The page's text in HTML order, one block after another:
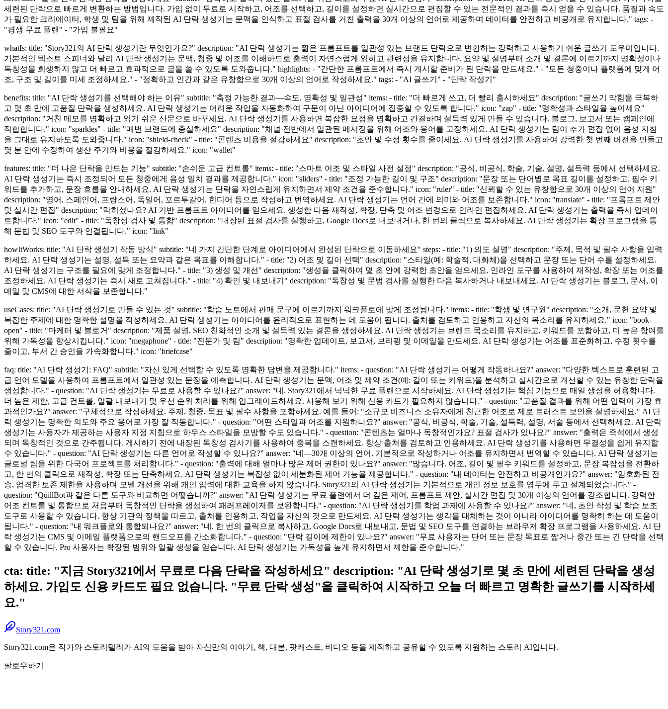
세련된 단락으로 빠르게 변환하는 방법입니다. 가입 없이 무료로 시작하고, 어조를 선택하고, 길이를 설정하면 실시간으로 편집할 수 있는 전문적인 결과를 즉시 얻을 수 있습니다. 품질과 속도
가 필요한 크리에이터, 학생 및 팀을 위해 제작된 AI 단락 생성기는 문맥을 인식하고 표절 검사를 거친 출력을 30개 이상의 언어로 제공하며 데이터를 안전하고 비공개로 유지합니다." tags: -
"평생 무료 플랜" - "가입 불필요"
whatIs: title: "Story321의 AI 단락 생성기란 무엇인가요?" description: "AI 단락 생성기는 짧은 프롬프트를 일관성 있는 브랜드 단락으로 변환하는 강력하고 사용하기 쉬운 글쓰기 도우미입니다.
기본적인 텍스트 스피너와 달리 AI 단락 생성기는 문맥, 청중 및 어조를 이해하므로 출력이 자연스럽게 읽히고 관련성을 유지합니다. 요약 및 설명부터 소개 및 결론에 이르기까지 명확성이나
독창성을 희생하지 않고 더 빠르고 효과적으로 글을 쓸 수 있도록 도와줍니다." highlights: - "간단한 프롬프트에서 즉시 게시할 준비가 된 단락을 만드세요." - "모든 청중이나 플랫폼에 맞게 어
조, 구조 및 길이를 미세 조정하세요." - "정확하고 인간과 같은 유창함으로 30개 이상의 언어로 작성하세요." tags: - "AI 글쓰기" - "단락 작성기"
benefits: title: "AI 단락 생성기를 선택해야 하는 이유" subtitle: "측정 가능한 결과—속도, 명확성 및 일관성" items: - title: "더 빠르게 쓰고, 더 빨리 출시하세요" description: "글쓰기 막힘을 극복하
고 몇 초 만에 고품질 단락을 생성하세요. AI 단락 생성기는 어려운 작업을 자동화하여 구문이 아닌 아이디어에 집중할 수 있도록 합니다." icon: "zap" - title: "명확성과 스타일을 높이세요"
description: "거친 메모를 명확하고 읽기 쉬운 산문으로 바꾸세요. AI 단락 생성기를 사용하면 복잡한 요점을 명확하고 간결하며 설득력 있게 만들 수 있습니다. 블로그, 보고서 또는 캠페인에
적합합니다." icon: "sparkles" - title: "매번 브랜드에 충실하세요" description: "채널 전반에서 일관된 메시징을 위해 어조와 용어를 고정하세요. AI 단락 생성기는 팀이 추가 편집 없이 음성 지침
을 그대로 유지하도록 도와줍니다." icon: "shield-check" - title: "콘텐츠 비용을 절감하세요" description: "초안 및 수정 횟수를 줄이세요. AI 단락 생성기를 사용하여 강력한 첫 번째 버전을 만들고
몇 분 안에 수정하여 생산 주기와 비용을 절감하세요." icon: "wallet"
features: title: "더 나은 단락을 만드는 기능" subtitle: "손쉬운 고급 컨트롤" items: - title: "스마트 어조 및 스타일 사전 설정" description: "공식, 비공식, 학술, 기술, 설명, 설득력 등에서 선택하세요.
AI 단락 생성기는 즉시 조정되어 모든 청중에게 음성 일치 결과를 제공합니다." icon: "sliders" - title: "조정 가능한 길이 및 구조" description: "문장 또는 단어별로 목표 길이를 설정하고, 필수 키
워드를 추가하고, 문장 흐름을 안내하세요. AI 단락 생성기는 단락을 자연스럽게 유지하면서 제약 조건을 준수합니다." icon: "ruler" - title: "신뢰할 수 있는 유창함으로 30개 이상의 언어 지원"
description: "영어, 스페인어, 프랑스어, 독일어, 포르투갈어, 힌디어 등으로 작성하고 번역하세요. AI 단락 생성기는 언어 간에 의미와 어조를 보존합니다." icon: "translate" - title: "프롬프트 제안
및 실시간 편집" description: "막히셨나요? AI 기반 프롬프트 아이디어를 얻으세요. 생성한 다음 재작성, 확장, 단축 및 어조 변경으로 인라인 편집하세요. AI 단락 생성기는 출력을 즉시 업데이
트합니다." icon: "edit" - title: "독창성 검사 및 통합" description: "내장된 표절 검사를 실행하고, Google Docs로 내보내거나, 한 번의 클릭으로 복사하세요. AI 단락 생성기는 확장 프로그램을 통
해 문법 및 SEO 도구와 연결됩니다." icon: "link"
howItWorks: title: "AI 단락 생성기 작동 방식" subtitle: "네 가지 간단한 단계로 아이디어에서 완성된 단락으로 이동하세요" steps: - title: "1) 의도 설명" description: "주제, 목적 및 필수 사항을 입력
하세요. AI 단락 생성기는 설명, 설득 또는 요약과 같은 목표를 이해합니다." - title: "2) 어조 및 길이 선택" description: "스타일(예: 학술적, 대화체)을 선택하고 문장 또는 단어 수를 설정하세요.
AI 단락 생성기는 구조를 필요에 맞게 조정합니다." - title: "3) 생성 및 개선" description: "생성을 클릭하여 몇 초 안에 강력한 초안을 얻으세요. 인라인 도구를 사용하여 재작성, 확장 또는 어조를
조정하세요. AI 단락 생성기는 즉시 새로 고쳐집니다." - title: "4) 확인 및 내보내기" description: "독창성 및 문법 검사를 실행한 다음 복사하거나 내보내세요. AI 단락 생성기는 블로그, 문서, 이
메일 및 CMS에 대한 서식을 보존합니다."
useCases: title: "AI 단락 생성기로 만들 수 있는 것" subtitle: "학습 노트에서 판매 문구에 이르기까지 워크플로에 맞게 조정됩니다." items: - title: "학생 및 연구원" description: "소개, 문헌 요약 및
복잡한 주제에 대한 명확한 설명을 작성하세요. AI 단락 생성기는 아이디어를 윤리적으로 표현하는 데 도움이 됩니다. 출처를 검토하고 인용하고 자신의 목소리를 유지하세요." icon: "book-
open" - title: "마케터 및 블로거" description: "제품 설명, SEO 친화적인 소개 및 설득력 있는 결론을 생성하세요. AI 단락 생성기는 브랜드 목소리를 유지하고, 키워드를 포함하고, 더 높은 참여를
위해 가독성을 향상시킵니다." icon: "megaphone" - title: "전문가 및 팀" description: "명확한 업데이트, 보고서, 브리핑 및 이메일을 만드세요. AI 단락 생성기는 어조를 표준화하고, 수정 횟수를
줄이고, 부서 간 승인을 가속화합니다." icon: "briefcase"
faq: title: "AI 단락 생성기: FAQ" subtitle: "자신 있게 선택할 수 있도록 명확한 답변을 제공합니다." items: - question: "AI 단락 생성기는 어떻게 작동하나요?" answer: "다양한 텍스트로 훈련된 고
급 언어 모델을 사용하여 프롬프트에서 일관성 있는 문장을 예측합니다. AI 단락 생성기는 문맥, 어조 및 제약 조건(예: 길이 또는 키워드)을 분석하고 실시간으로 개선할 수 있는 유창한 단락을
생성합니다." - question: "AI 단락 생성기는 무료로 사용할 수 있나요?" answer: "네. Story321에서 넉넉한 무료 플랜으로 시작하세요. AI 단락 생성기는 핵심 기능으로 매일 생성을 허용합니다.
더 높은 제한, 고급 컨트롤, 일괄 내보내기 및 우선 순위 처리를 위해 업그레이드하세요. 사용해 보기 위해 신용 카드가 필요하지 않습니다." - question: "고품질 결과를 위해 어떤 입력이 가장 효
과적인가요?" answer: "구체적으로 작성하세요. 주제, 청중, 목표 및 필수 사항을 포함하세요. 예를 들어: "소규모 비즈니스 소유자에게 친근한 어조로 제로 트러스트 보안을 설명하세요." AI 단
락 생성기는 명확한 의도와 주요 용어로 가장 잘 작동합니다." - question: "어떤 스타일과 어조를 지원하나요?" answer: "공식, 비공식, 학술, 기술, 설득력, 설명, 서술 등에서 선택하세요. AI 단락
생성기는 사용자가 제공하는 사용자 지정 지침으로 하우스 스타일을 모방할 수도 있습니다." - question: "콘텐츠는 얼마나 독창적인가요? 표절 검사가 있나요?" answer: "출력은 즉석에서 생성
되며 독창적인 것으로 간주됩니다. 게시하기 전에 내장된 독창성 검사기를 사용하여 중복을 스캔하세요. 항상 출처를 검토하고 인용하세요. AI 단락 생성기를 사용하면 무결성을 쉽게 유지할
수 있습니다." - question: "AI 단락 생성기는 다른 언어로 작성할 수 있나요?" answer: "네—30개 이상의 언어. 기본적으로 작성하거나 어조를 유지하면서 번역할 수 있습니다. AI 단락 생성기는
글로벌 팀을 위한 다국어 프로젝트를 처리합니다." - question: "출력에 대해 얼마나 많은 제어 권한이 있나요?" answer: "많습니다. 어조, 길이 및 필수 키워드를 설정하고, 문장 복잡성을 전환하
고, 한 번의 클릭으로 재작성, 확장 또는 단축하세요. AI 단락 생성기는 복잡성 없이 세분화된 제어 기능을 제공합니다." - question: "내 데이터는 안전하고 비공개인가요?" answer: "암호화된 전
송, 엄격한 보존 제한을 사용하며 모델 개선을 위해 개인 입력에 대한 교육을 하지 않습니다. Story321의 AI 단락 생성기는 기본적으로 개인 정보 보호를 염두에 두고 설계되었습니다." -
question: "QuillBot과 같은 다른 도구와 비교하면 어떻습니까?" answer: "AI 단락 생성기는 무료 플랜에서 더 깊은 제어, 프롬프트 제안, 실시간 편집 및 30개 이상의 언어를 강조합니다. 강력한
어조 컨트롤 및 통합으로 처음부터 독창적인 단락을 생성하여 패러프레이저를 보완합니다." - question: "AI 단락 생성기를 학업 과제에 사용할 수 있나요?" answer: "네, 초안 작성 및 학습 보조
도구로 사용할 수 있습니다. 항상 기관의 정책을 따르고, 출처를 인용하고, 작업을 자신의 것으로 만드세요. AI 단락 생성기는 생각을 대체하는 것이 아니라 아이디어를 명확히 하는 데 도움이
됩니다." - question: "내 워크플로와 통합되나요?" answer: "네. 한 번의 클릭으로 복사하고, Google Docs로 내보내고, 문법 및 SEO 도구를 연결하는 브라우저 확장 프로그램을 사용하세요. AI 단
락 생성기는 CMS 및 이메일 플랫폼으로의 핸드오프를 간소화합니다." - question: "단락 길이에 제한이 있나요?" answer: "무료 사용자는 단어 또는 문장 목표로 짧거나 중간 또는 긴 단락을 선택
할 수 있습니다. Pro 사용자는 확장된 범위와 일괄 생성을 얻습니다. AI 단락 생성기는 가독성을 높게 유지하면서 제한을 준수합니다."
cta: title: "지금 Story321에서 무료로 다음 단락을 작성하세요" description: "AI 단락 생성기로 몇 초 만에 세련된 단락을 생성
하세요. 가입도 신용 카드도 필요 없습니다. "무료 단락 생성"을 클릭하여 시작하고 오늘 더 빠르고 명확한 글쓰기를 시작하세
요."
Story321.com
Story321.com은 작가와 스토리텔러가 AI의 도움을 받아 자신만의 이야기, 책, 대본, 팟캐스트, 비디오 등을 제작하고 공유할 수 있도록 지원하는 스토리 AI입니다.
팔로우하기